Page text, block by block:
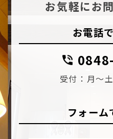
お気軽にお
お電話
受付：月～
フォーム